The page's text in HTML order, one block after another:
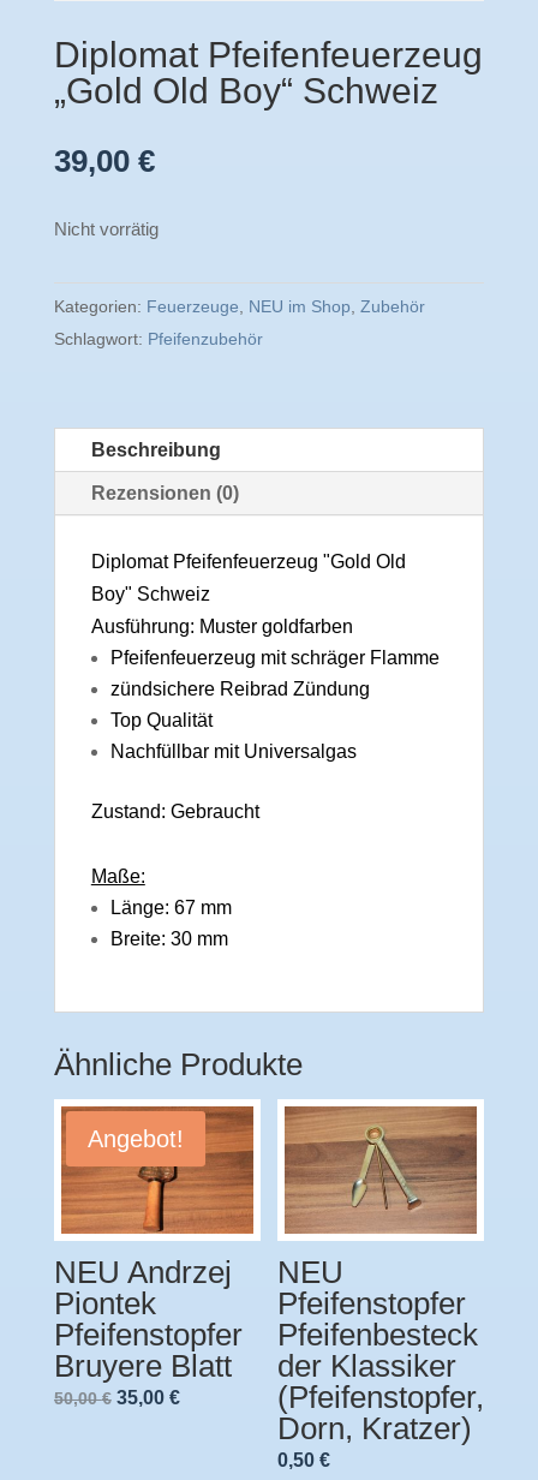
Diplomat Pfeifenfeuerzeug
„Gold Old Boy“ Schweiz
39,00 €
Nicht vorrätig
Kategorien: Feuerzeuge NEU im Shop Zubehör
Schlagwort: Pfeifenzubehör
Beschreibung
Rezensionen (0)
Diplomat Pfeifenfeuerzeug "Gold Old
Boy" Schweiz
Ausführung: Muster goldfarben
Pfeifenfeuerzeug mit schräger Flamme
zündsichere Reibrad Zündung
Top Qualität
Nachfüllbar mit Universalgas
Zustand: Gebraucht
Maße:
Länge: 67 mm
Breite: 30 mm
Ähnliche Produkte
Angebot!
NEU Andrzej
Piontek
Pfeifenstopfer
Bruyere Blatt
50,00€ Ursprünglicher
35,00 €Aktueller
NEU
Pfeifenstopfer
Pfeifenbesteck
der Klassiker
(Pfeifenstopfer,
Dorn, Kratzer)
0,50€